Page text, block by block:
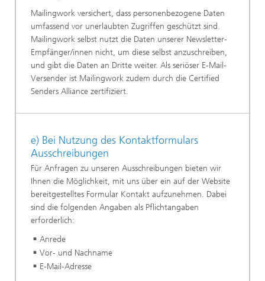
Mailingwork versichert, dass personenbezogene Daten
umfassend vor unerlaubten Zugriffen geschützt sind.
Mailingwork selbst nutzt die Daten unserer Newsletter-
Empfänger/innen nicht, um diese selbst anzuschreiben,
und gibt die Daten an Dritte weiter. Als seriöser E-Mail-
Versender ist Mailingwork zudem durch die Certified
Senders Alliance zertifiziert.
e) Bei Nutzung des Kontaktformulars
Ausschreibungen
Für Anfragen zu unseren Ausschreibungen bieten wir
Ihnen die Möglichkeit, mit uns über ein auf der Website
bereitgestelltes Formular Kontakt aufzunehmen. Dabei
sind die folgenden Angaben als Pflichtangaben
erforderlich:
Anrede
Vor- und Nachname
E-Mail-Adresse